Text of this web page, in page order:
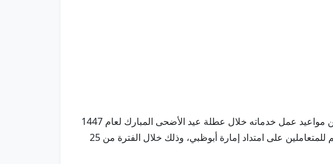
أبوظبي في 22 مايو / وام / كشف مركز النقل المتكامل "أبوظبي للتنقل" التابع لدائرة البلديات والنقل عن مواعيد عمل خدماته خلال عطلة عيد الأضحى المبارك لعام 1447
هجرية الموافق 2026 ميلادية، بما يضمن استمرارية الخدمات الحيوية وانسيابية حركة التنقل وتقديم الدعم للمتعاملين على امتداد إمارة أبوظبي، وذلك خلال الفترة من 25